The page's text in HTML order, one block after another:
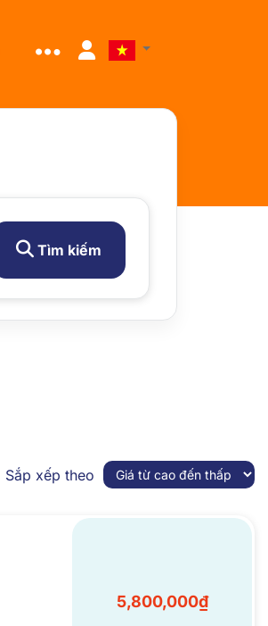
Tìm kiếm
Sắp xếp theo
5,800,000₫